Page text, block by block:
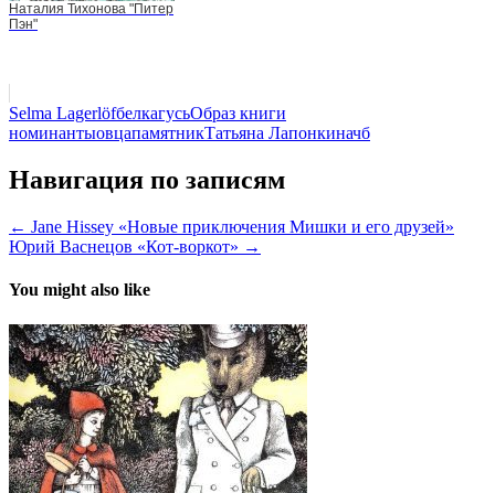
Наталия Тихонова "Питер
Пэн"
Selma LagerlöfбелкагусьОбраз книги
номинантыовцапамятникТатьяна Лапонкиначб
Навигация по записям
← Jane Hissey «Новые приключения Мишки и его друзей»
Юрий Васнецов «Кот-воркот» →
You might also like